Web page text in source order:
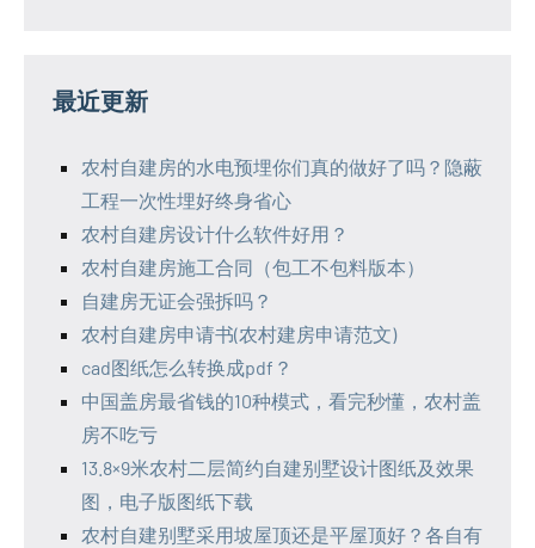
最近更新
农村自建房的水电预埋你们真的做好了吗？隐蔽
工程一次性埋好终身省心
农村自建房设计什么软件好用？
农村自建房施工合同（包工不包料版本）
自建房无证会强拆吗？
农村自建房申请书(农村建房申请范文)
cad图纸怎么转换成pdf？
中国盖房最省钱的10种模式，看完秒懂，农村盖
房不吃亏
13.8×9米农村二层简约自建别墅设计图纸及效果
图，电子版图纸下载
农村自建别墅采用坡屋顶还是平屋顶好？各自有